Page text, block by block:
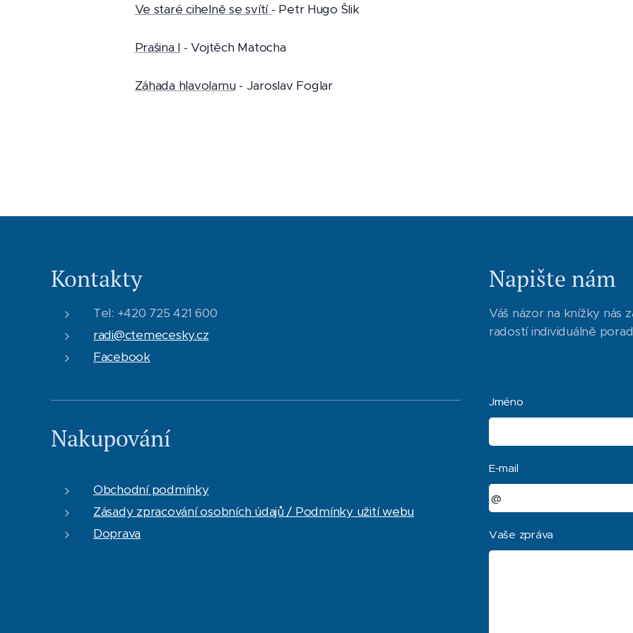
Ve staré cihelně se svítí - Petr Hugo Šlik
Prašina I - Vojtěch Matocha
Záhada hlavolamu - Jaroslav Foglar
Kontakty
Tel: +420 725 421 600
radi@ctemecesky.cz
Facebook
Nakupování
Obchodní podmínky
Zásady zpracování osobních údajů / Podmínky užití webu
Doprava
Napište nám
Váš názor na knížky nás
radostí individuálně
Jméno
E-mail
Vaše zpráva